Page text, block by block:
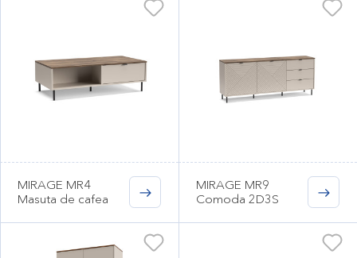
MIRAGE MR4
Masuta de cafea
MIRAGE MR9
Comoda 2D3S